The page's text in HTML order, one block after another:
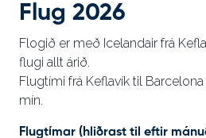
Flug 2026
Flogið er með Icelandair frá
flugi allt árið.
Flugtími frá Keflavík til
mín.
Flugtímar (hliðrast til eftir